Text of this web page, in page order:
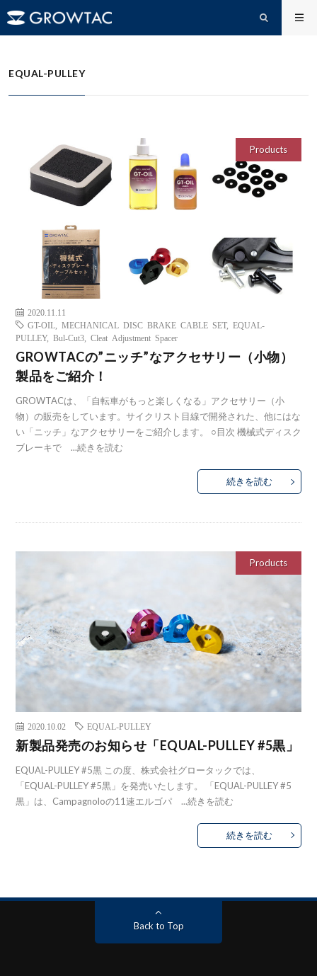
HOME EQUAL-PULLEY
EQUAL-PULLEY
Products
2020.11.11
GT-OIL
MECHANICAL DISC BRAKE CABLE SET, EQUAL-
PULLEY, Bul-Cut3 Cleat Adjustment Spacer
GROWTACの”ニッチ”なアクセサリー（小物）
製品をご紹介！
GROWTACは、「自転車がもっと楽しくなる」アクセサリー（小
物）の販売をしています。サイクリスト目線で開発された、他にはな
い「ニッチ」なアクセサリーをご紹介します。 ○目次 機械式ディスク
ブレーキで ...続きを読む
続きを読む
Products
2020.10.02 EQUAL-PULLEY
新製品発売のお知らせ「EQUAL-PULLEY #5黒」
EQUAL-PULLEY #5黒 この度、株式会社グロータックでは、
「EQUAL-PULLEY #5黒」を発売いたします。 「EQUAL-PULLEY #5
黒」は、Campagnoloの11速エルゴパ ...続きを読む
続きを読む
Back to Top